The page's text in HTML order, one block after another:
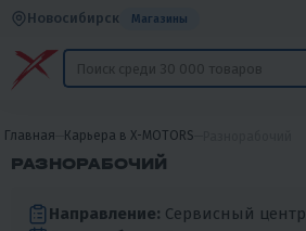
Новосибирск Магазины
Главная Карьера в X-MOTORS
РАЗНОРАБОЧИЙ
Направление: Сервисный центр